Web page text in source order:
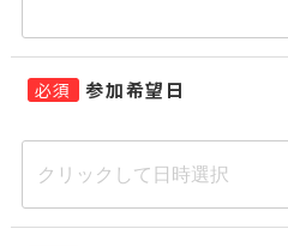
必須 参加希望日